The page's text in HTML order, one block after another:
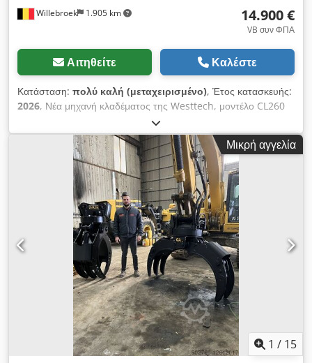
Willebroek 1.905 km 14.900 €
VB συν ΦΠΑ
Αιτηθείτε Καλέστε
Κατάσταση: πολύ καλή (μεταχειρισμένο), Έτος κατασκευής:
2026, Νέα μηχανή κλαδέματος της Westtech, μοντέλο CL260
Riskzone 50 μ – Σύστημα γρήγορης αλλαγής εξαρτημάτων
Pladdet CW10 – Woodcracker – = Περισσότερες πληροφορίες
= Έτος κατασκευής: 2026 Χρήση: Δασοκομία Ζημιές: Καμία
Dkjdpfxoygugqo Aa Eer Επικοινωνήστε με τον Μιγκέλ
Κούμπας για περισσότερες πληροφορίες. = Πληροφορίες
εταιρείας = Βρισκόμαστε ανάμεσα στις πόλεις Αμβέρσα και
Βρυξέλλες, κατά μήκος του αυτοκινητόδρομου A12, κοντά στο
λιμάνι της Αμβέρσας. Ώρες λειτουργίας: Δευτέρα έως
Παρασκευή, συνεχώς από τις 8:30 π.μ. έως τις 19:00 μ.μ.
Μικρή αγγελία
1 / 15